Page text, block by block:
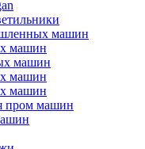
машин
машин
машин
машин
машин
пром машин